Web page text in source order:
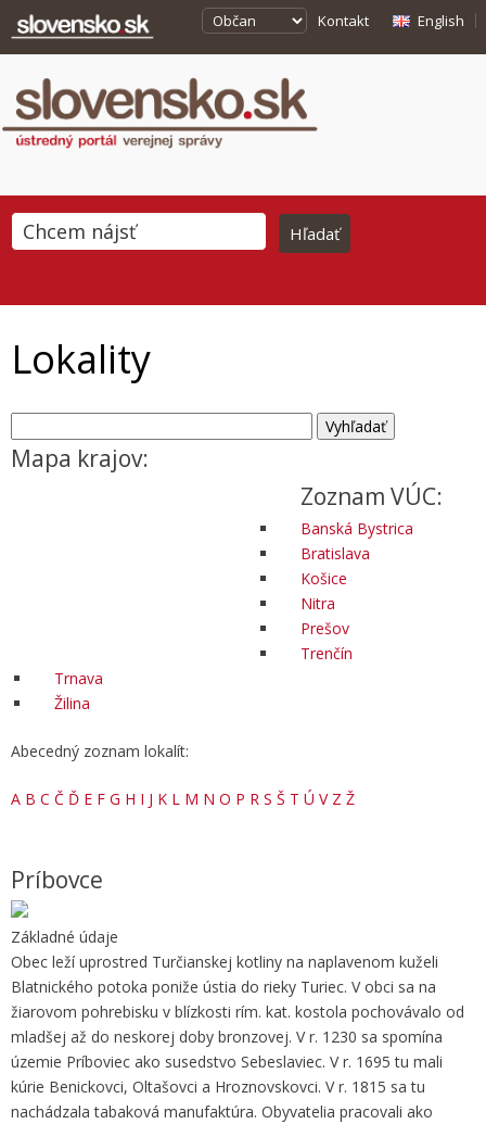
Kontakt English
Lokality
Mapa krajov:
Zoznam VÚC:
Banská Bystrica
Bratislava
Košice
Nitra
Prešov
Trenčín
Trnava
Žilina
Abecedný zoznam lokalít:
A B C Č Ď E F G H I J K L M N O P R S Š T Ú V Z Ž
Príbovce
Základné údaje
Obec leží uprostred Turčianskej kotliny na naplavenom kuželi
Blatnického potoka poniže ústia do rieky Turiec. V obci sa na
žiarovom pohrebisku v blízkosti rím. kat. kostola pochovávalo od
mladšej až do neskorej doby bronzovej. V r. 1230 sa spomína
územie Príboviec ako susedstvo Sebeslaviec. V r. 1695 tu mali
kúrie Benickovci, Oltašovci a Hroznovskovci. V r. 1815 sa tu
nachádzala tabaková manufaktúra. Obyvatelia pracovali ako